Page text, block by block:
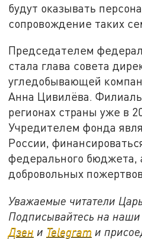
будут оказывать
сопровождение таких
Председателем
стала глава совета
угледобывающей
Анна Цивилёва.
регионах страны уже в
Учредителем фонда
России,
федерального бюджета,
добровольных
Уважаемые читатели
Подписывайтесь на
Дзен и Telegram и